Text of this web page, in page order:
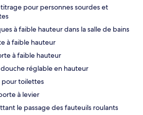
pour personnes sourdes et
à faible hauteur dans la salle de bains
à faible hauteur
à faible hauteur
réglable en hauteur
pour toilettes
à levier
le passage des fauteuils roulants